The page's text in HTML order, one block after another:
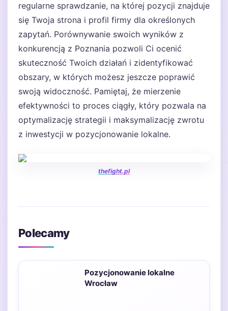
regularne sprawdzanie, na której pozycji znajduje
się Twoja strona i profil firmy dla określonych
zapytań. Porównywanie swoich wyników z
konkurencją z Poznania pozwoli Ci ocenić
skuteczność Twoich działań i zidentyfikować
obszary, w których możesz jeszcze poprawić
swoją widoczność. Pamiętaj, że mierzenie
efektywności to proces ciągły, który pozwala na
optymalizację strategii i maksymalizację zwrotu
z inwestycji w pozycjonowanie lokalne.
thefight.pl
Polecamy
Pozycjonowanie lokalne
Wrocław